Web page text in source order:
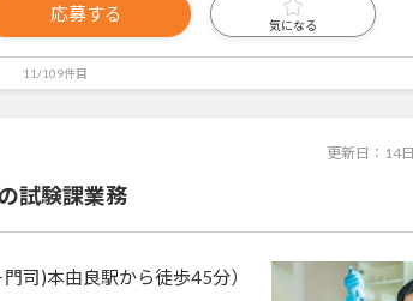
応募する
気になる
11/109件目
更新日： 14
試験課業務
司)本由良駅から徒歩45分）